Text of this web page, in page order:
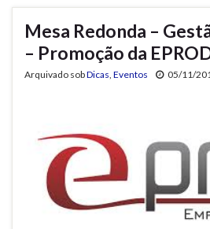
Mesa Redonda –
– Promoção da
Arquivado sobDicas, Eventos 05/11/